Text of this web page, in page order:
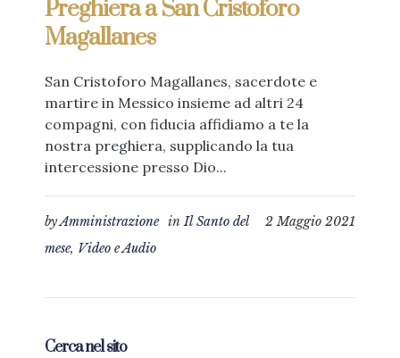
Preghiera a San Cristoforo
Magallanes
San Cristoforo Magallanes, sacerdote e
martire in Messico insieme ad altri 24
compagni, con fiducia affidiamo a te la
nostra preghiera, supplicando la tua
intercessione presso Dio...
2 Maggio 2021
byAmministrazione inIl Santo del
mese, Video e Audio
Cerca nel sito